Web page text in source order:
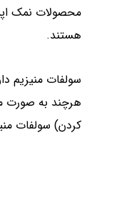
محصولات نمک
هستند.
هرچند به صورت
کردن) سولفات